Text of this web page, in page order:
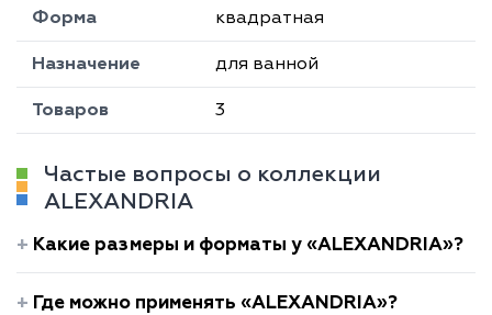
Форма квадратная
Назначение для ванной
Товаров 3
Частые вопросы о коллекции
ALEXANDRIA
Какие размеры и форматы у «ALEXANDRIA»?
Где можно применять «ALEXANDRIA»?